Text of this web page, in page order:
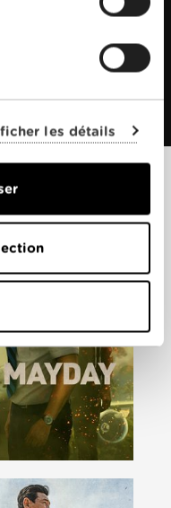
les détails